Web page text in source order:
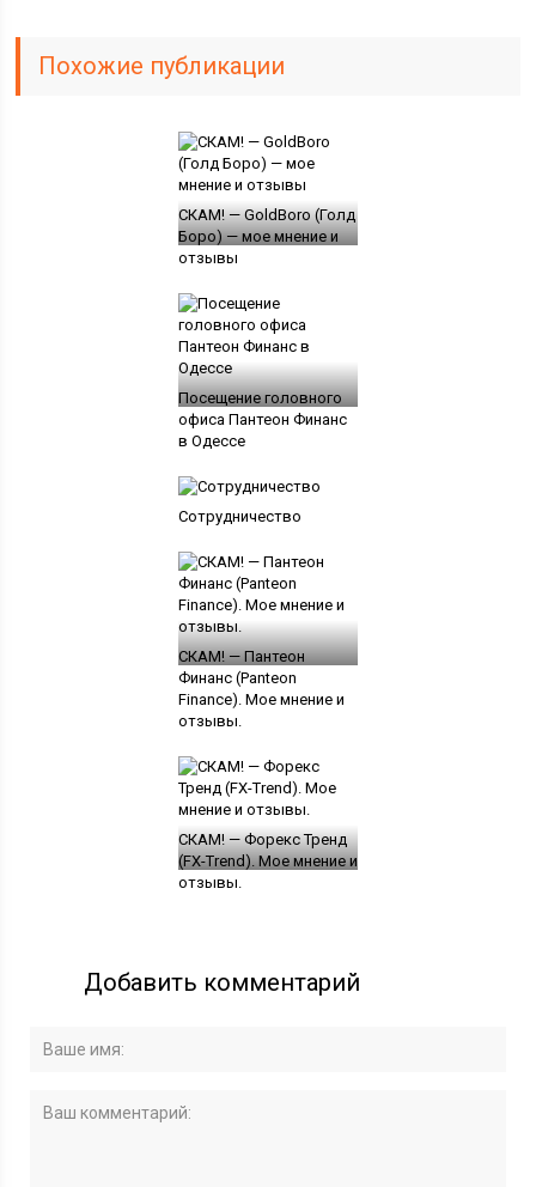
Похожие публикации
СКАМ! — GoldBoro (Голд
Боро) — мое мнение и
отзывы
Посещение головного
офиса Пантеон Финанс
в Одессе
Сотрудничество
СКАМ! — Пантеон
Финанс (Panteon
Finance). Мое мнение и
отзывы.
СКАМ! — Форекс Тренд
(FX-Trend). Мое мнение и
отзывы.
Добавить комментарий